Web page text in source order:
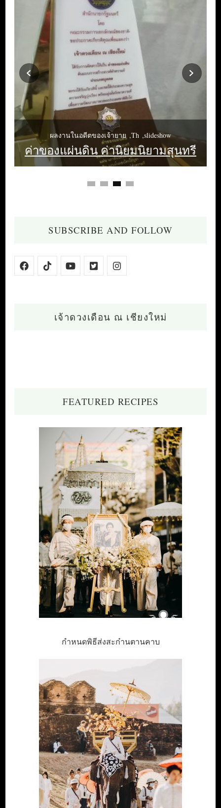
slideshow
Th
ผลงานในอดีตของเจ้ายาย
ค่าของแผ่นดิน ค่านิยมนิยามสุนทรี
SUBSCRIBE AND FOLLOW
เจ้าดวงเดือน ณ เชียงใหม่
FEATURED RECIPES
กำหนดพิธีส่งสะก๋านตานคาบ